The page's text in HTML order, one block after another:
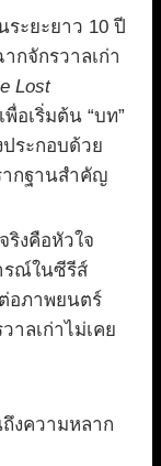
ระยะยาว 10 ปี
กจักรวาลเก่า
Lost
อเริ่มต้น “บท”
ประกอบด้วย
ากฐานสำคัญ
ริงคือหัวใจ
รณ์ในซีรีส์
อภาพยนตร์
าลเก่าไม่เคย
งความหลาก